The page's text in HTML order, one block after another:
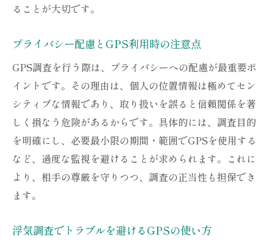
ることが大切です。
プライバシー配慮とGPS利用時の注意点
GPS調査を行う際は、プライバシーへの配慮が最重要ポ
イントです。その理由は、個人の位置情報は極めてセン
シティブな情報であり、取り扱いを誤ると信頼関係を著
しく損なう危険があるからです。具体的には、調査目的
を明確にし、必要最小限の期間・範囲でGPSを使用する
など、過度な監視を避けることが求められます。これに
より、相手の尊厳を守りつつ、調査の正当性も担保でき
ます。
浮気調査でトラブルを避けるGPSの使い方